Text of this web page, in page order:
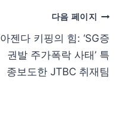
다음 페이지
아젠다 키핑의 힘: ‘SG증
권발 주가폭락 사태’ 특
종보도한 JTBC 취재팀